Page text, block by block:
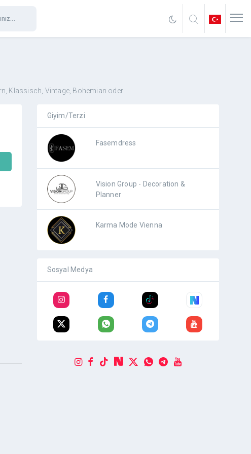
Klassisch, Vintage, Bohemian oder
Giyim/Terzi
Fasemdress
Vision Group - Decoration &
Planner
Karma Mode Vienna
Sosyal Medya